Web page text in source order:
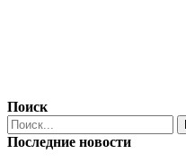
Поиск
Последние новости